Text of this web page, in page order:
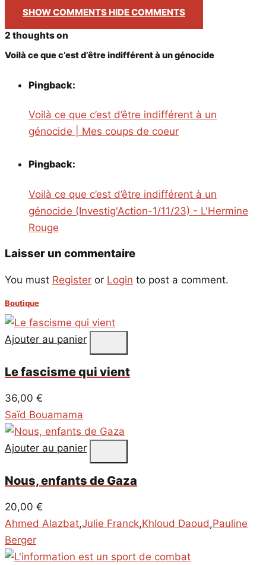
SHOW COMMENTSHIDE COMMENTS
2 thoughts on
Voilà ce que c’est d’être indifférent à un génocide
Pingback:
Voilà ce que c’est d’être indifférent à un
génocide | Mes coups de coeur
Pingback:
Voilà ce que c’est d’être indifférent à un
génocide (Investig'Action-1/11/23) - L'Hermine
Rouge
Laisser un commentaire
You must Register or Login to post a comment.
Boutique
Ajouter au panier
Le fascisme qui vient
36,00 €
Saïd Bouamama
Ajouter au panier
Nous, enfants de Gaza
20,00 €
Ahmed Alazbat,Julie Franck,Khloud Daoud,Pauline
Berger